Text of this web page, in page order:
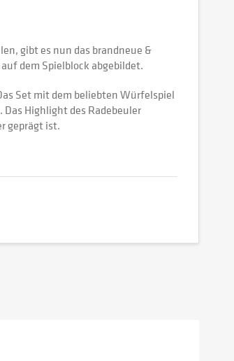
gibt es nun das brandneue &
dem Spielblock abgebildet.
Set mit dem beliebten Würfelspiel
Highlight des Radebeuler
geprägt ist.